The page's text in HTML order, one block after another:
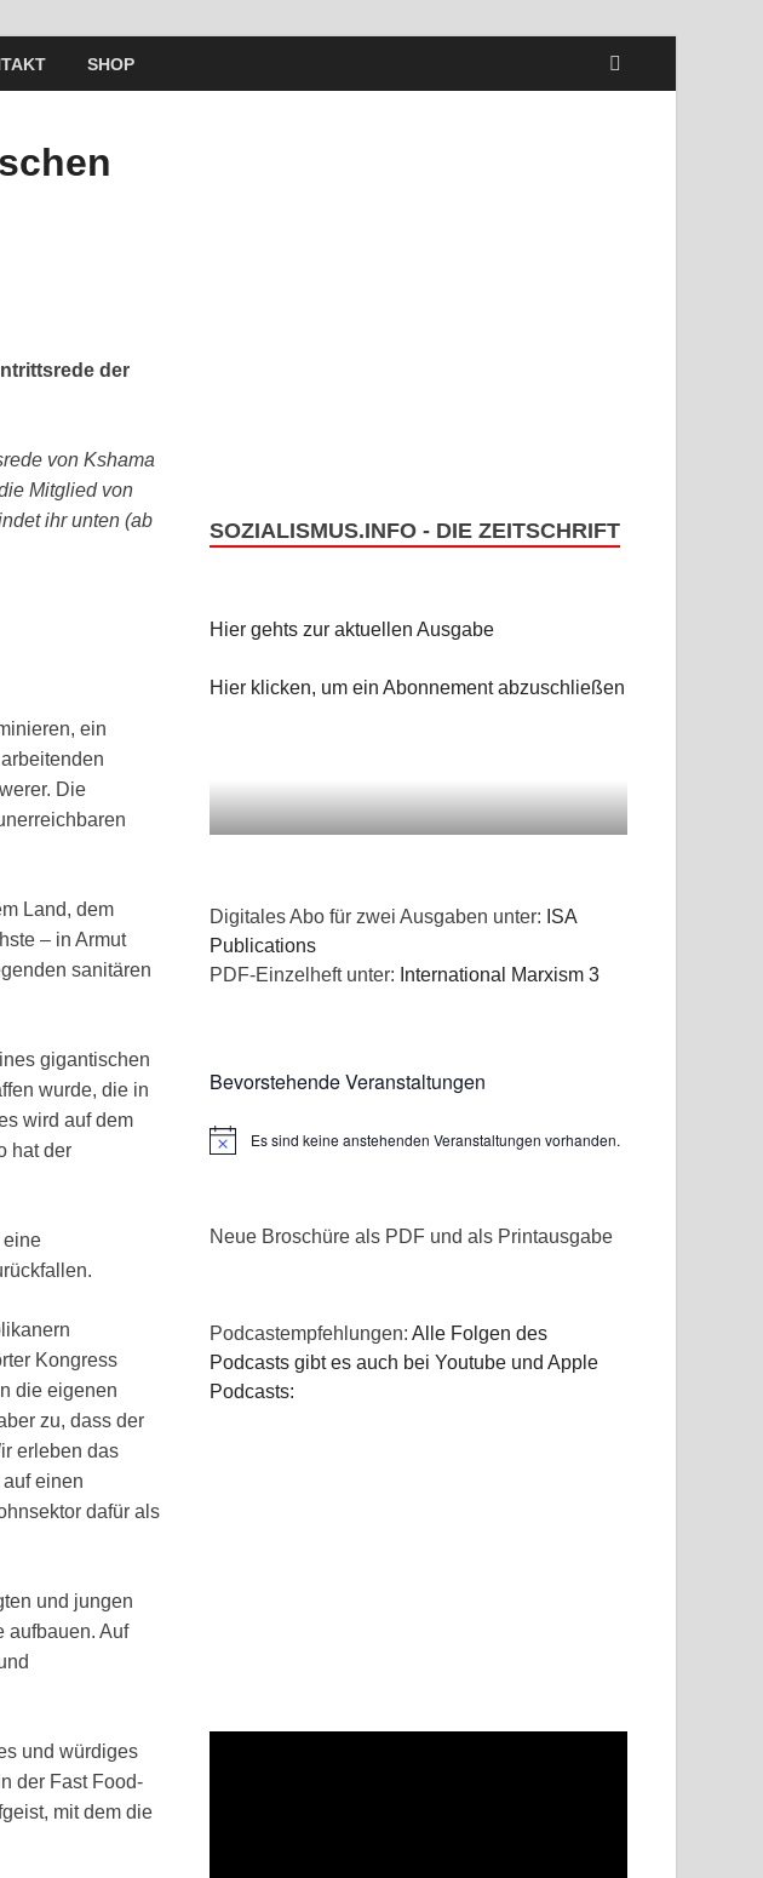
SHOP
der
von Kshama
Mitglied von
ihr unten (ab
ein
Die
Land, dem
– in Armut
sanitären
gigantischen
wurde, die in
wird auf dem
hat der
eine
Kongress
die eigenen
zu, dass der
erleben das
einen
dafür als
und jungen
aufbauen. Auf
und würdiges
der Fast Food-
mit dem die
SOZIALISMUS.INFO - DIE ZEITSCHRIFT
Hier gehts zur aktuellen Ausgabe
Hier klicken, um ein Abonnement abzuschließen
Digitales Abo für zwei Ausgaben unter: ISA
Publications
PDF-Einzelheft unter: International Marxism 3
Bevorstehende Veranstaltungen
HinweisEs sind keine anstehenden Veranstaltungen vorhanden.
Neue Broschüre als PDF und als Printausgabe
Podcastempfehlungen:Alle Folgen des
Podcasts gibt es auch bei Youtube und Apple
Podcasts: